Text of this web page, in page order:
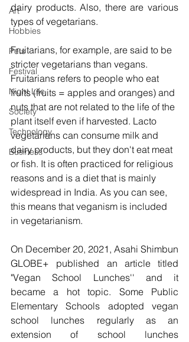
Art
Hobbies
Pets
Festival
Night Life
Society
Technology
Business
dairy products. Also, there are various
types of vegetarians.
Fruitarians, for example, are said to be
stricter vegetarians than vegans.
Fruitarians refers to people who eat
fruits (fruits = apples and oranges) and
nuts that are not related to the life of the
plant itself even if harvested. Lacto
vegetarians can consume milk and
dairy products, but they don't eat meat
or fish. It is often practiced for religious
reasons and is a diet that is mainly
widespread in India. As you can see,
this means that veganism is included
in vegetarianism.
On December 20, 2021, Asahi Shimbun
GLOBE+ published an article titled
"Vegan School Lunches'' and it
became a hot topic. Some Public
Elementary Schools adopted vegan
school lunches regularly as an
extension of school lunches